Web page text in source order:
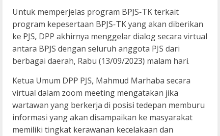
Untuk memperjelas program BPJS-TK terkait
program kepesertaan BPJS-TK yang akan diberikan
ke PJS, DPP akhirnya menggelar dialog secara virtual
antara BPJS dengan seluruh anggota PJS dari
berbagai daerah, Rabu (13/09/2023) malam hari.
Ketua Umum DPP PJS, Mahmud Marhaba secara
virtual dalam zoom meeting mengatakan jika
wartawan yang berkerja di posisi tedepan memburu
informasi yang akan disampaikan ke masyarakat
memiliki tingkat kerawanan kecelakaan dan